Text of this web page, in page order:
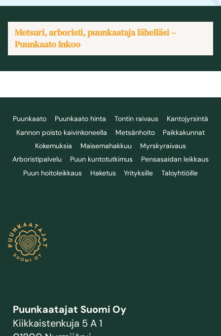
Metsuri, arboristi, puunkaataja lähelläsi –
Puunkaato Inkoo
Puunkaato Puunkaato hinta Tontin raivaus
Kantojyrsintä
Kannon poisto kaivinkoneella
Metsänhoito
Paikkakunnat
Kokemuksia
Maisemahakkuu
Myrskyraivaus
Arboristipalvelu
Puun kuntotutkimus
Pensasaidan leikkaus
Puun hoitoleikkaus
Haketus Yrityksille Taloyhtiöille
Puunkaatajat Suomi Oy
Kiikkaistenkuja 5 A 1